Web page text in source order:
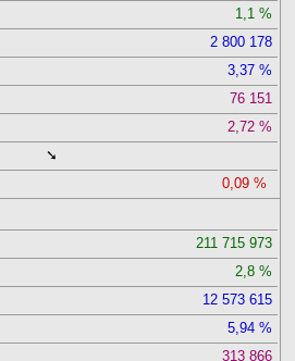
1,1
2 800 178
3,37
76 151
2,72
➘
0,09
211 715 973
2,8
12 573 615
5,94
313 866